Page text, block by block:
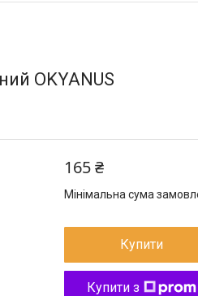
OKYANUS
165 ₴
Мінімальна сума
Купити
Купити з